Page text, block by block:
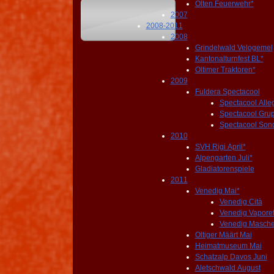
Olten Feuerwehr*
2007
2008-2011
2008
Grindelwald Velogemel
Kantonalturnfest BL*
Oltimer Traktoren*
2009
Fuldera Spectacool
Spectacool
Spectacool
Spectacool
2010
SVH Rigi April*
Alpengarten Juli*
Gladiatorenspiele
2011
Venedig Mai*
Venedig Cità
Venedig
Venedig
Oltiger Määrt Mai
Heimatmuseum Mai
Schatzalp Davos Juni
Aletschwald August